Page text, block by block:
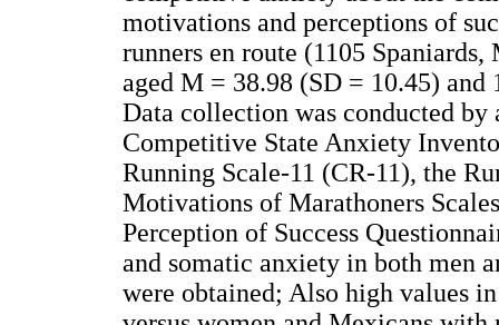
motivations and perceptions of
runners en route (1105
aged M = 38.98 (SD = 10.45)
Data collection was conducted
Competitive State Anxiety
Running Scale-11 (CR-11), the
Motivations of Marathoners
Perception of Success
and somatic anxiety in both men
were obtained; Also high values